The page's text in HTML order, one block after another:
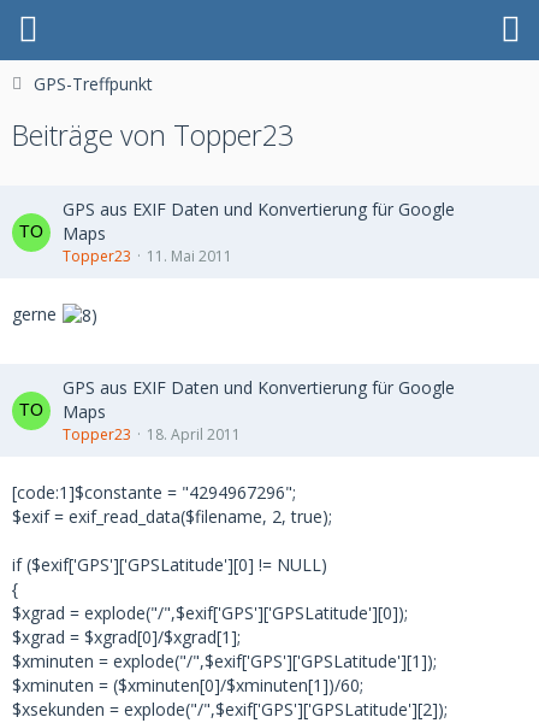
GPS-Treffpunkt
Beiträge von Topper23
GPS aus EXIF Daten und Konvertierung für Google
Maps
Topper23 11. Mai 2011
gerne
GPS aus EXIF Daten und Konvertierung für Google
Maps
Topper23 18. April 2011
[code:1]$constante = "4294967296";
$exif = exif_read_data($filename, 2, true);
if ($exif['GPS']['GPSLatitude'][0] != NULL)
{
$xgrad = explode("/",$exif['GPS']['GPSLatitude'][0]);
$xgrad = $xgrad[0]/$xgrad[1];
$xminuten = explode("/",$exif['GPS']['GPSLatitude'][1]);
$xminuten = ($xminuten[0]/$xminuten[1])/60;
$xsekunden = explode("/",$exif['GPS']['GPSLatitude'][2]);